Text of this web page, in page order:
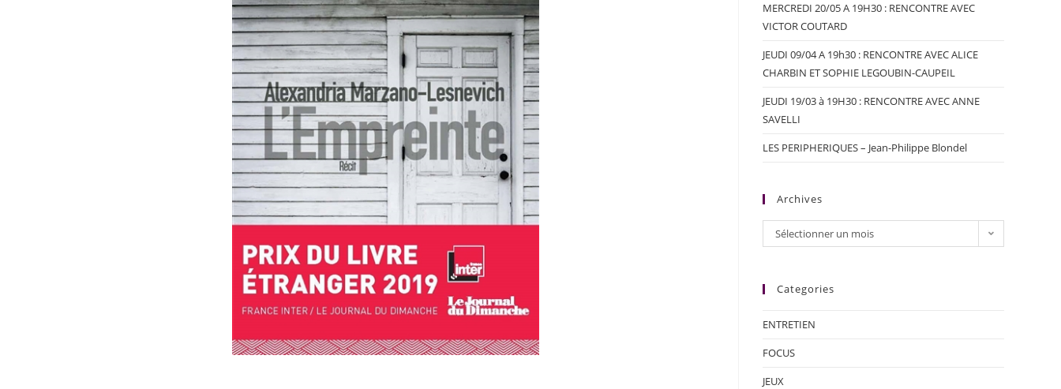
MERCREDI 20/05 A 19H30 : RENCONTRE AVEC
VICTOR COUTARD
JEUDI 09/04 A 19h30 : RENCONTRE AVEC ALICE
CHARBIN ET SOPHIE LEGOUBIN-CAUPEIL
JEUDI 19/03 à 19H30 : RENCONTRE AVEC ANNE
SAVELLI
LES PERIPHERIQUES – Jean-Philippe Blondel
Archives
Sélectionner un mois
Categories
ENTRETIEN
FOCUS
JEUX